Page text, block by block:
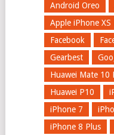
Android Oreo
Apple iPhone XS
Facebook
Gearbest
Huawei Mate 10
Huawei P10
iPhone 7
iPhone 8 Plus